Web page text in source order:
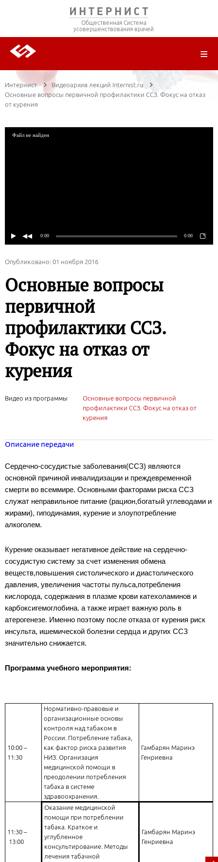
Общественная Система
усовершенствования врачей
ЦИКЛЫ ПЕРЕДАЧ
Интернист
Видеоархив лекций Internist.ru
Основные вопросы первичной профилактики ССЗ. Фокус на отказ
от курения
Опубликовано: 01 ноября 2016
Основные вопросы
первичной
профилактики ССЗ.
Фокус на отказ от
курения
Видео из программы
Основные вопросы первичной
профилактики ССЗ. Фокус на отказ от
курения
Описание передачи
Сердечно-сосудистые заболевания(ССЗ) являются
основной причиной инвалидизации и преждевременной
смерти во всеммире. Основными факторами риска ССЗ
служат неправильное питание (рацион,богатый углеводами и
жирами), гиподинамия, курение и злоупотребление
алкоголем.
Курение оказывает негативное действие на сердечно-
сосудистую систему за счет изменения обмена
веществ,повышения систолического и диастолического
давления, увеличения частоты пульса,потребления
кислорода, содержания в плазме крови катехоламинов и
карбоксигемоглобина. а также играет важную роль в
атерогенезе. Именно поэтому после отказа от курения риск
инсульта, ишемической болезни сердца и других ССЗ
значительно снижается.
Программа учебного мероприятия:
10:00 –
11:30
Нормативно-правовые и
организационные основы
контроля над табаком в
России. Потребление табака,
как фактор риска развития
НИЗ. Организация
медицинской помощи в
преодолении потребления
табака в системе
здравоохранения.
Гамбарян Маринэ
Генриевна
11:30 –
13:00
Оказание медицинской
помощи при потреблении
табака. Краткое и
углубленное
консультирование. Методы
лечения табачной
Гамбарян Маринэ
Генриевна